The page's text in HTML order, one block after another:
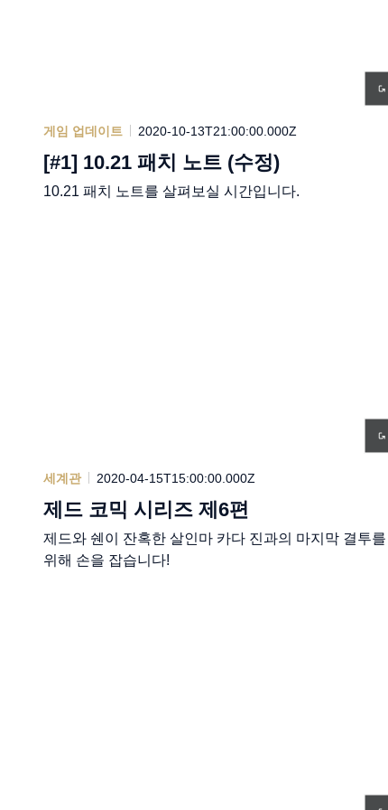
게임 업데이트 2020-10-13T21:00:00.000Z
[#1] 10.21 패치 노트 (수정)
10.21 패치 노트를 살펴보실 시간입니다.
세계관 2020-04-15T15:00:00.000Z
제드 코믹 시리즈 제6편
제드와 쉔이 잔혹한 살인마 카다 진과의 마지막 결투를
위해 손을 잡습니다!